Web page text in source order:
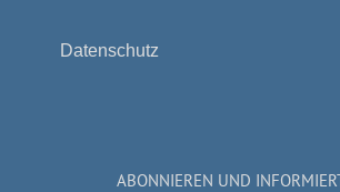
Datenschutz
ABONNIEREN UND